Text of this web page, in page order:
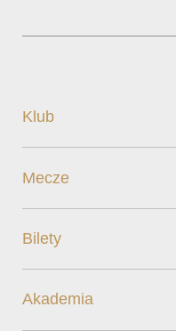
Klub
Mecze
Bilety
Akademia